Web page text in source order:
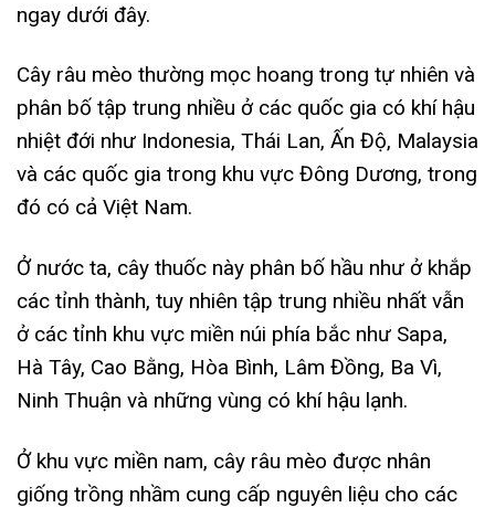
ngay dưới đây.
Cây râu mèo thường mọc hoang trong tự nhiên và
phân bố tập trung nhiều ở các quốc gia có khí hậu
nhiệt đới như Indonesia, Thái Lan, Ấn Độ, Malaysia
và các quốc gia trong khu vực Đông Dương, trong
đó có cả Việt Nam.
Ở nước ta, cây thuốc này phân bố hầu như ở khắp
các tỉnh thành, tuy nhiên tập trung nhiều nhất vẫn
ở các tỉnh khu vực miền núi phía bắc như Sapa,
Hà Tây, Cao Bằng, Hòa Bình, Lâm Đồng, Ba Vì,
Ninh Thuận và những vùng có khí hậu lạnh.
Ở khu vực miền nam, cây râu mèo được nhân
giống trồng nhầm cung cấp nguyên liệu cho các